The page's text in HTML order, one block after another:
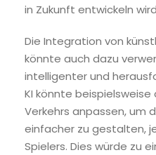
in Zukunft entwickeln
Die Integration von
könnte auch dazu
intelligenter und
KI könnte
Verkehrs anpassen, um
einfacher zu gestalten,
Spielers. Dies würde zu